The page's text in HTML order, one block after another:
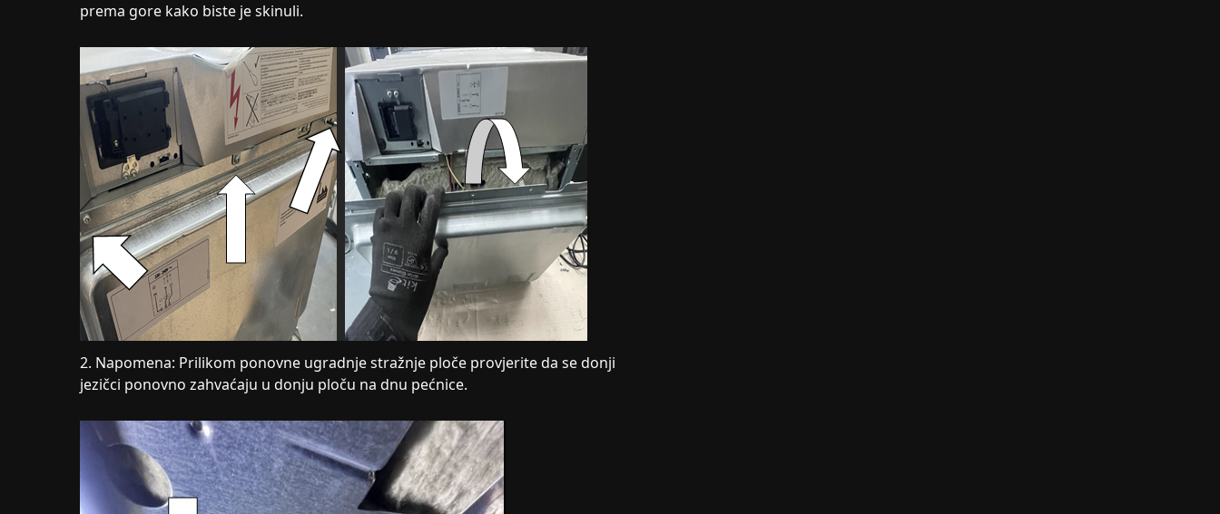
prema gore kako biste je skinuli.
2. Napomena: Prilikom ponovne ugradnje stražnje ploče provjerite da se donji
jezičci ponovno zahvaćaju u donju ploču na dnu pećnice.